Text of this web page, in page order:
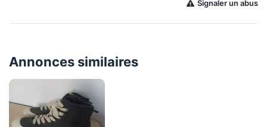
Signaler un abus
Annonces similaires